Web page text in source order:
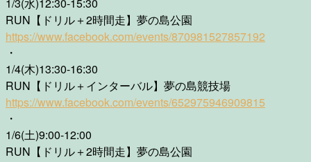
RUN【ドリル＋2時間走】夢の島公園
https://www.facebook.com/events/870981527857192
・
1/4(木)13:30-16:30
RUN【ドリル＋インターバル】夢の島競技場
https://www.facebook.com/events/652975946909815
・
1/6(土)9:00-12:00
RUN【ドリル＋2時間走】夢の島公園